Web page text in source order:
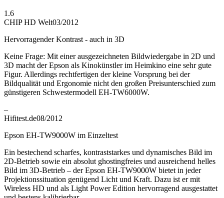
1.6
CHIP HD Welt03/2012
Hervorragender Kontrast - auch in 3D
Keine Frage: Mit einer ausgezeichneten Bildwiedergabe in 2D und
3D macht der Epson als Kinokünstler im Heimkino eine sehr gute
Figur. Allerdings rechtfertigen der kleine Vorsprung bei der
Bildqualität und Ergonomie nicht den großen Preisunterschied zum
günstigeren Schwestermodell EH-TW6000W.
–
Hifitest.de08/2012
Epson EH-TW9000W im Einzeltest
Ein bestechend scharfes, kontraststarkes und dynamisches Bild im
2D-Betrieb sowie ein absolut ghostingfreies und ausreichend helles
Bild im 3D-Betrieb – der Epson EH-TW9000W bietet in jeder
Projektionssituation genügend Licht und Kraft. Dazu ist er mit
Wireless HD und als Light Power Edition hervorragend ausgestattet